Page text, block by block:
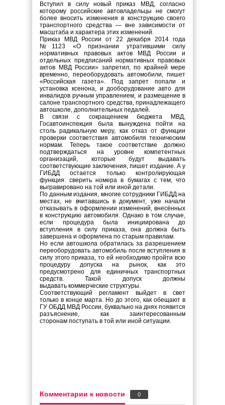
Вступил в силу новый приказ МВД, согласно
которому российские автовладельцы не смогут
более вносить изменения в конструкцию своего
транспортного средства — вне зависимости от
масштаба и характера этих изменений.
Приказ МВД России от 22 декабря 2014 года
№1123 «О признании утратившими силу
нормативных правовых актов МВД России и
отдельных предписаний нормативных правовых
актов МВД России» запретил, по крайней мере
временно, переоборудовать автомобили, пишет
«Российская газета». Под запрет попали и
установка ксенона, и дооборудование авто для
инвалидов ручным управлением, и размещение в
салоне транспортного средства, принадлежащего
автошколе, дополнительных педалей.
В связи с сокращением бюджета МВД,
Госавтоинспекция была вынуждена пойти на
столь радикальную меру, как отказ от функции
проверки соответствия автомобиля техническим
нормам. Теперь такое соответствие должно
подтверждаться на уровне компетентных
организаций, которые будут выдавать
соответствующие заключения, пишет издание. А у
ГИБДД остается только контролирующая
функция: сверить номера в бумагах с тем, что
выгравировано на той или иной детали.
По данным издания, многие сотрудники ГИБДД на
местах, не вчитавшись в документ, уже начали
отказывать в оформлении изменений, внесённых
в конструкцию автомобиля. Однако в том случае,
если процедура была инициирована до
вступления в силу приказа, она должна быть
завершена и оформлена по старым правилам.
Но если автошкола обратилась за разрешением
переоборудовать автомобиль после вступления в
силу этого приказа, то ей необходимо пройти всю
процедуру допуска на рынок, как это
предусмотрено для единичных транспортных
средств. Такой допуск должны
выдавать коммерческие структуры.
Соответствующий регламент выйдет в свет
только в конце марта. Но до этого, как обещают в
ГУ ОБДД МВД России, буквально на днях появится
разъяснение, как заинтересованным
сторонам поступать в той или иной ситуации.
Комментарии к новости 0